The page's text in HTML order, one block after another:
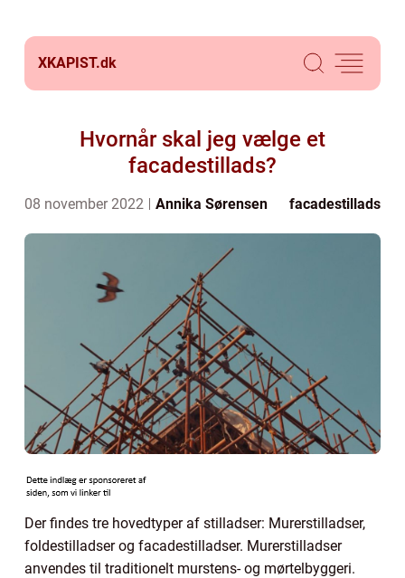
XKAPIST.dk
Hvornår skal jeg vælge et
facadestillads?
08 november 2022 Annika Sørensen facadestillads
Der findes tre hovedtyper af stilladser: Murerstilladser,
foldestilladser og facadestilladser. Murerstilladser
anvendes til traditionelt murstens- og mørtelbyggeri.